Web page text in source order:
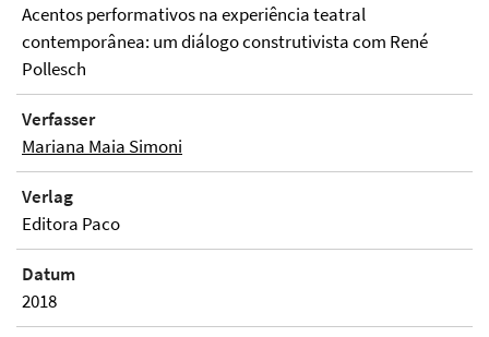
Acentos performativos na experiência teatral
contemporânea: um diálogo construtivista com René
Pollesch
Verfasser
Mariana Maia Simoni
Verlag
Editora Paco
Datum
2018